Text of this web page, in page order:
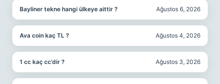
Bayliner tekne hangi ülkeye aittir ? Ağustos 6, 2026
Ava coin kaç TL ? Ağustos 4, 2026
1 cc kaç cc’dir ? Ağustos 3, 2026